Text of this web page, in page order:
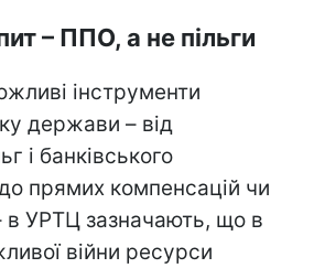
– ППО, а не пільги
інструменти
держави – від
і банківського
прямих компенсацій чи
в УРТЦ зазначають, що в
війни ресурси